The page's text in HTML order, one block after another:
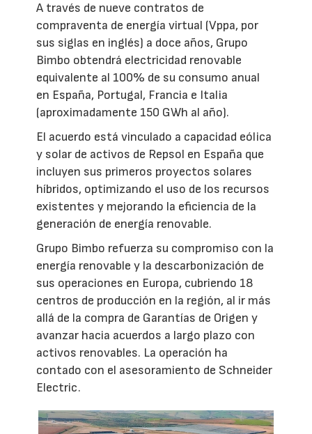
A través de nueve contratos de
compraventa de energía virtual (Vppa, por
sus siglas en inglés) a doce años, Grupo
Bimbo obtendrá electricidad renovable
equivalente al 100% de su consumo anual
en España, Portugal, Francia e Italia
(aproximadamente 150 GWh al año).
El acuerdo está vinculado a capacidad eólica
y solar de activos de Repsol en España que
incluyen sus primeros proyectos solares
híbridos, optimizando el uso de los recursos
existentes y mejorando la eficiencia de la
generación de energía renovable.
Grupo Bimbo refuerza su compromiso con la
energía renovable y la descarbonización de
sus operaciones en Europa, cubriendo 18
centros de producción en la región, al ir más
allá de la compra de Garantías de Origen y
avanzar hacia acuerdos a largo plazo con
activos renovables. La operación ha
contado con el asesoramiento de Schneider
Electric.